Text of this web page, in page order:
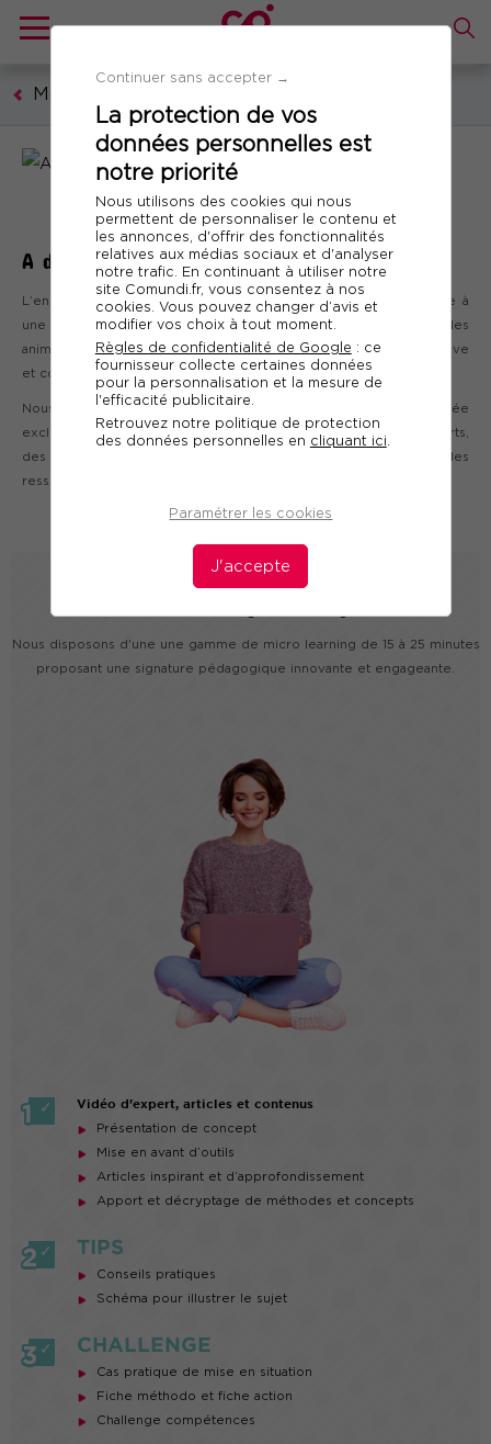
Continuer sans accepter →
La protection de vos
données personnelles est
notre priorité
Nous utilisons des cookies qui nous
permettent de personnaliser le contenu et
les annonces, d'offrir des fonctionnalités
relatives aux médias sociaux et d'analyser
notre trafic. En continuant à utiliser notre
site Comundi.fr, vous consentez à nos
cookies. Vous pouvez changer d’avis et
modifier vos choix à tout moment.
Règles de confidentialité de Google : ce
fournisseur collecte certaines données
pour la personnalisation et la mesure de
l'efficacité publicitaire.
Retrouvez notre politique de protection
des données personnelles en cliquant ici
Paramétrer les cookies
J'accepte
Modalités & innovations pédagogiques
A distance
L’ensemble de nos formations sont disponibles à distance grâce à
une pédagogie adaptée, alternant des classes virtuelles et des
animations pédagogiques digitales pour allier dynamique collective
et conseils individuels.
Nous proposons également une offre de formations créée
exclusivement pour le distanciel contenant des vidéos d’experts,
des articles, des outils, des tips (conseils, schémas, etc) et des
ressources audio.
Nous disposons d'une une gamme de micro learning de 15 à 25 minutes
proposant une signature pédagogique innovante et engageante.
Vidéo d'expert, articles et contenus
Présentation de concept
Mise en avant d’outils
Articles inspirant et d’approfondissement
Apport et décryptage de méthodes et concepts
TIPS
Conseils pratiques
Schéma pour illustrer le sujet
CHALLENGE
Cas pratique de mise en situation
Fiche méthodo et fiche action
Challenge compétences